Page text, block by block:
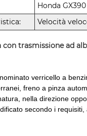
Honda GX390
Velocità
trasmissione ad
verricello a
freno a pinza
nella direzione
secondo i